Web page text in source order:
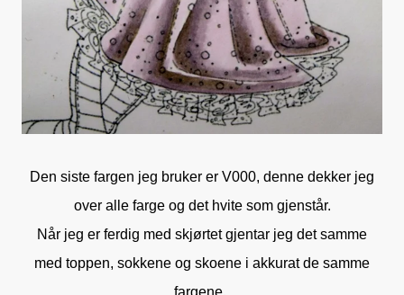
Den siste fargen jeg bruker er V000, denne dekker jeg
over alle farge og det hvite som gjenstår.
Når jeg er ferdig med skjørtet gjentar jeg det samme
med toppen, sokkene og skoene i akkurat de samme